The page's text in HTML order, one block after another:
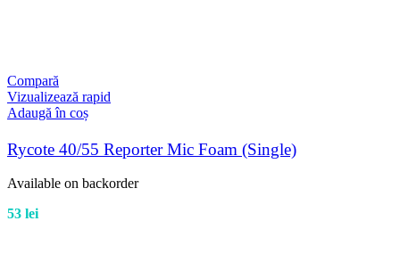
Compară
Vizualizează rapid
Adaugă în coș
Rycote 40/55 Reporter Mic Foam (Single)
Available on backorder
53 lei